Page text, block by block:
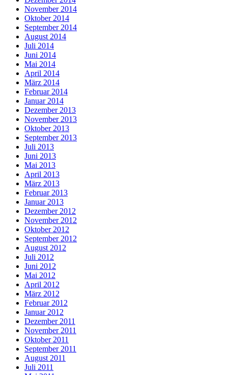
November 2014
Oktober 2014
September 2014
August 2014
Juli 2014
Juni 2014
Mai 2014
April 2014
März 2014
Februar 2014
Januar 2014
Dezember 2013
November 2013
Oktober 2013
September 2013
Juli 2013
Juni 2013
Mai 2013
April 2013
März 2013
Februar 2013
Januar 2013
Dezember 2012
November 2012
Oktober 2012
September 2012
August 2012
Juli 2012
Juni 2012
Mai 2012
April 2012
März 2012
Februar 2012
Januar 2012
Dezember 2011
November 2011
Oktober 2011
September 2011
August 2011
Juli 2011